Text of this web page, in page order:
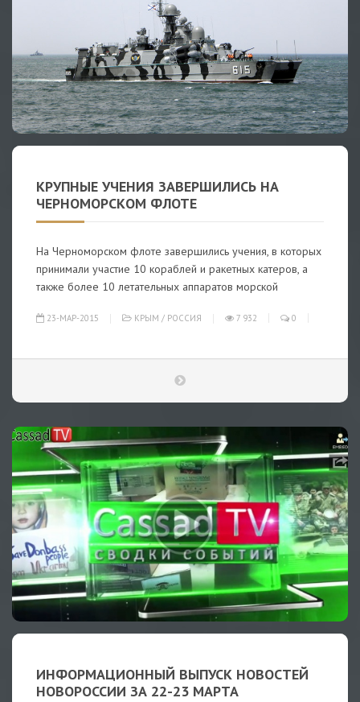
КРУПНЫЕ УЧЕНИЯ ЗАВЕРШИЛИСЬ НА
ЧЕРНОМОРСКОМ ФЛОТЕ
На Черноморском флоте завершились учения, в которых
принимали участие 10 кораблей и ракетных катеров, а
также более 10 летательных аппаратов морской
23-МАР-2015 КРЫМ / РОССИЯ 7 932 0
ИНФОРМАЦИОННЫЙ ВЫПУСК НОВОСТЕЙ
НОВОРОССИИ ЗА 22-23 МАРТА